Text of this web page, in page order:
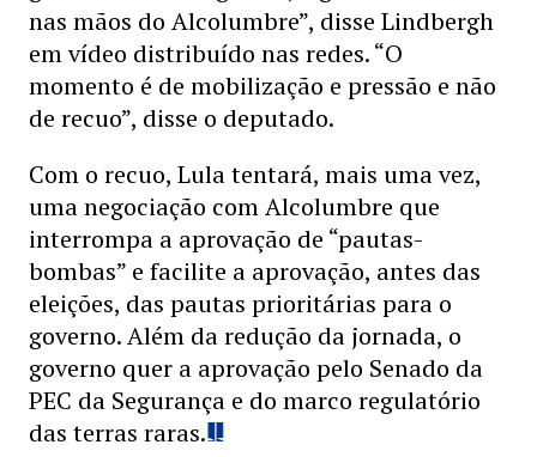
nas mãos do Alcolumbre”, disse Lindbergh
em vídeo distribuído nas redes. “O
momento é de mobilização e pressão e não
de recuo”, disse o deputado.
Com o recuo, Lula tentará, mais uma vez,
uma negociação com Alcolumbre que
interrompa a aprovação de “pautas-
bombas” e facilite a aprovação, antes das
eleições, das pautas prioritárias para o
governo. Além da redução da jornada, o
governo quer a aprovação pelo Senado da
PEC da Segurança e do marco regulatório
das terras raras.